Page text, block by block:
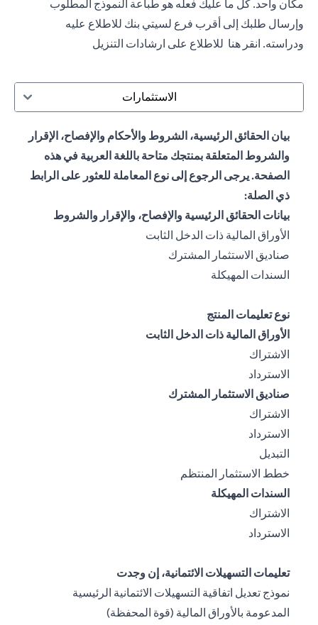
مكان واحد. كل ما عليك فعله هو طباعة النموذج المطلوب
وإرسال طلبك إلى أقرب فرع لسيتي بنك للاطلاع عليه
ودراسته. انقر هنا للاطلاع على ارشادات التنزيل
الاستثمارات
بيان الحقائق الرئيسية، الشروط والأحكام والإفصاح، الإقرار
والشروط المتعلقة بمنتجك متاحة باللغة العربية في هذه
الصفحة. يرجى الرجوع إلى نوع المعاملة للعثور على الرابط
ذي الصلة:
بيانات الحقائق الرئيسية والإفصاح، والإقرار والشروط
الأوراق المالية ذات الدخل الثابت
صناديق الاستثمار المشترك
السندات المهيكلة
نوع تعليمات المنتج
الأوراق المالية ذات الدخل الثابت
الاشتراك
الاسترداد
صناديق الاستثمار المشترك
الاشتراك
الاسترداد
التبديل
خطط الاستثمار المنتظم
السندات المهيكلة
الاشتراك
الاسترداد
تعليمات التسهيلات الائتمانية، إن وجدت
نموذج تعديل اتفاقية التسهيلات الائتمانية الرئيسية
المدعومة بالأوراق المالية (قوة المحفظة)
(opens in a new tab)